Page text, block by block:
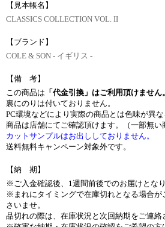
【見本帳名】
CLASSICS COLLECTION VOL. II
【ブランド】
COLE & SON - イギリス -
【備 考】
この商品は 「代金引換」はご利用頂けません。
裏にのりは付いておりません。
PC環境などにより実際の商品とは色味が異な
商品は店舗にてご確認頂けます。（一部無い
カットサンプルはお出ししておりません。
送料無料キャンペーン対象外です。
【納 期】
※ご入金確認後、1週間前後でのお届けとなり
※まれにタイミングで在庫切れとなる場合が
さいませ。
品切れの際は、在庫状況と次回納期をご連絡